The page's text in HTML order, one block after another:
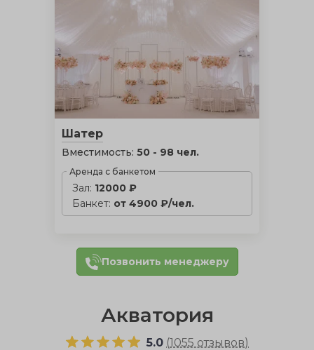
Шатер
Вместимость: 50 - 98 чел.
Аренда с банкетом
Зал: 12000 ₽
Банкет: от 4900 ₽/чел.
Позвонить менеджеру
Акватория
5.0 (1055 отзывов)